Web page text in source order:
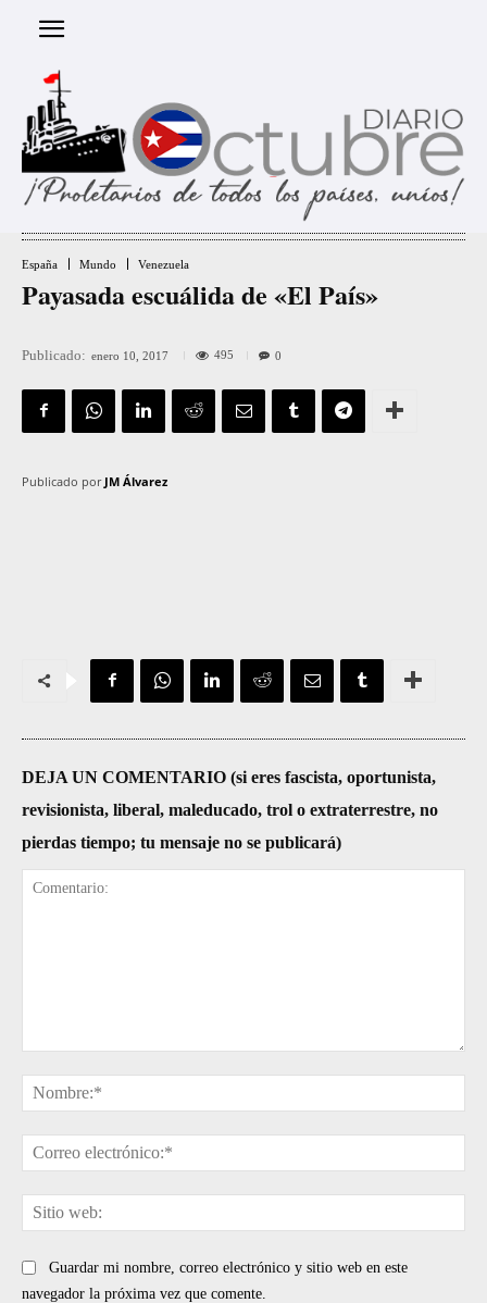
España Mundo Venezuela
Payasada escuálida de «El País»
Publicado: enero 10, 2017 495 0
Publicado por JM Álvarez
DEJA UN COMENTARIO (si eres fascista, oportunista,
revisionista, liberal, maleducado, trol o extraterrestre, no
pierdas tiempo; tu mensaje no se publicará)
Guardar mi nombre, correo electrónico y sitio web en este
navegador la próxima vez que comente.